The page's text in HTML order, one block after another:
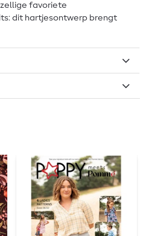
favoriete
dit hartjesontwerp brengt